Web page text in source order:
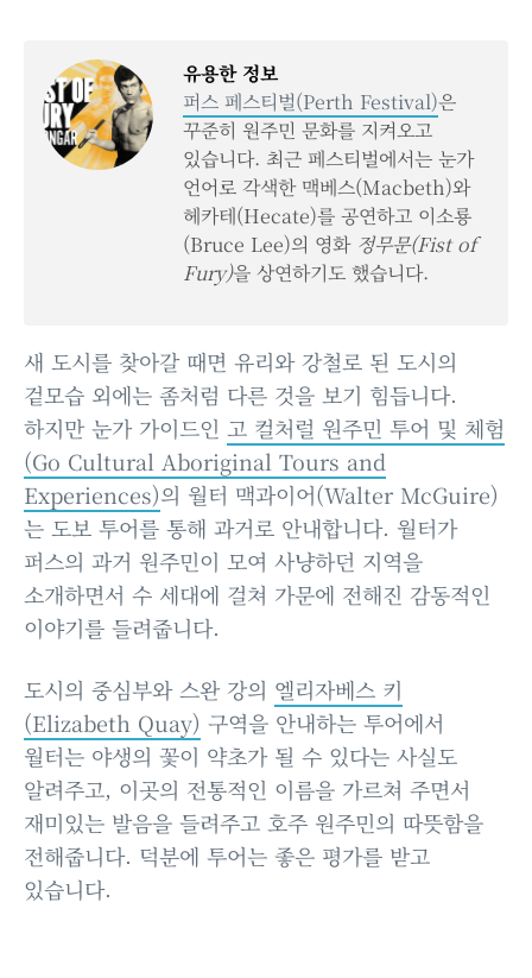
유용한 정보
퍼스 페스티벌(Perth Festival)은
꾸준히 원주민 문화를 지켜오고
있습니다. 최근 페스티벌에서는 눈가
언어로 각색한 맥베스(Macbeth)와
헤카테(Hecate)를 공연하고 이소룡
(Bruce Lee)의 영화 정무문(Fist of
Fury)을 상연하기도 했습니다.
새 도시를 찾아갈 때면 유리와 강철로 된 도시의
겉모습 외에는 좀처럼 다른 것을 보기 힘듭니다.
하지만 눈가 가이드인 고 컬처럴 원주민 투어 및 체험
(Go Cultural Aboriginal Tours and
Experiences)의 월터 맥과이어(Walter McGuire)
는 도보 투어를 통해 과거로 안내합니다. 월터가
퍼스의 과거 원주민이 모여 사냥하던 지역을
소개하면서 수 세대에 걸쳐 가문에 전해진 감동적인
이야기를 들려줍니다.
도시의 중심부와 스완 강의 엘리자베스 키
(Elizabeth Quay) 구역을 안내하는 투어에서
월터는 야생의 꽃이 약초가 될 수 있다는 사실도
알려주고, 이곳의 전통적인 이름을 가르쳐 주면서
재미있는 발음을 들려주고 호주 원주민의 따뜻함을
전해줍니다. 덕분에 투어는 좋은 평가를 받고
있습니다.